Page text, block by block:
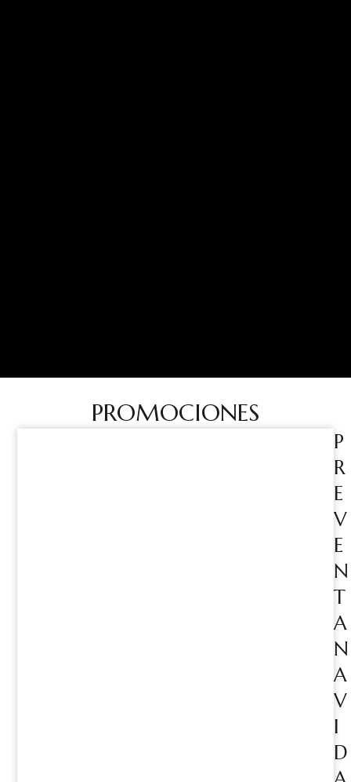
PROMOCIONES
P
R
E
V
E
N
T
A
N
A
V
I
D